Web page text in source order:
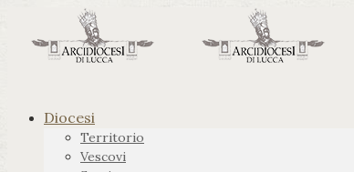
Diocesi
Territorio
Vescovi